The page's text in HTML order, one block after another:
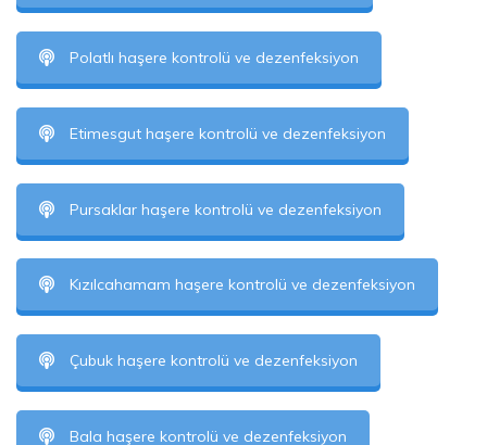
Polatlı haşere kontrolü ve dezenfeksiyon
Etimesgut haşere kontrolü ve dezenfeksiyon
Pursaklar haşere kontrolü ve dezenfeksiyon
Kızılcahamam haşere kontrolü ve dezenfeksiyon
Çubuk haşere kontrolü ve dezenfeksiyon
Bala haşere kontrolü ve dezenfeksiyon